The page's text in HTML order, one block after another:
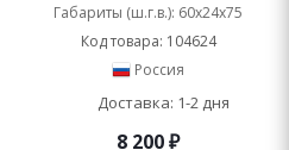
Габариты (ш.г.в.): 60x24x75
Код товара: 104624
Россия
Доставка: 1-2 дня
8 200₽